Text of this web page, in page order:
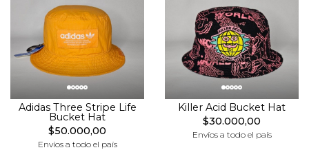
Adidas Three Stripe Life
Bucket Hat
$50.000,00
Envíos a todo el país
Killer Acid Bucket Hat
$30.000,00
Envíos a todo el país